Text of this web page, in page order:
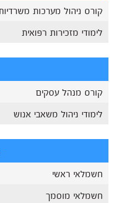
קורס ניהול מערכות
לימודי מזכירות רפואית
קורס מנהל עסקים
לימודי ניהול משאבי אנוש
חשמלאי ראשי
חשמלאי מוסמך